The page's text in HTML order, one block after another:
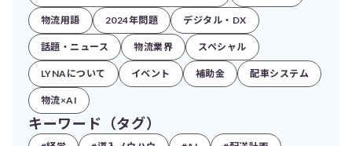
物流用語 2024年問題 デジタル・DX
話題・ニュース 物流業界 スペシャル
LYNAについて イベント 補助金 配車システム
物流×AI
キーワード（タグ）